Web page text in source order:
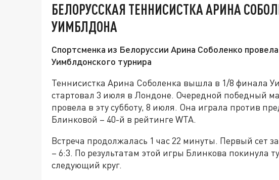
БЕЛОРУССКАЯ ТЕННИСИСТКА АРИНА
УИМБЛДОНА
Спортсменка из Белоруссии Арина Соболенко
Уимблдонского турнира
Теннисистка Арина Соболенка вышла в 1/8 финала
стартовал 3 июля в Лондоне. Очередной победный
провела в эту субботу, 8 июля. Она играла против
Блинковой – 40-й в рейтинге WTA.
Встреча продолжалась 1 час 22 минуты. Первый сет
– 6:3. По результатам этой игры Блинкова покинула
следующий круг.